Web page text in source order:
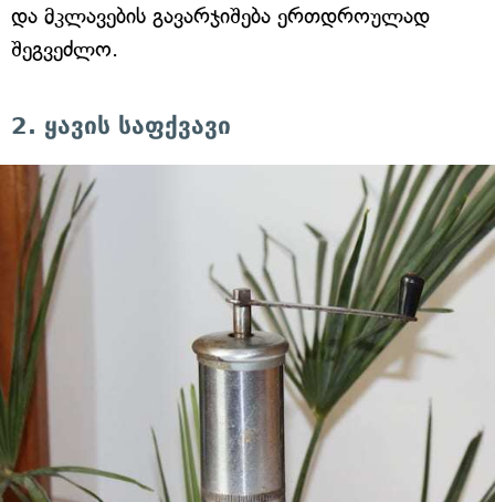
და მკლავების გავარჯიშება ერთდროულად
შეგვეძლო.
2. ყავის საფქვავი